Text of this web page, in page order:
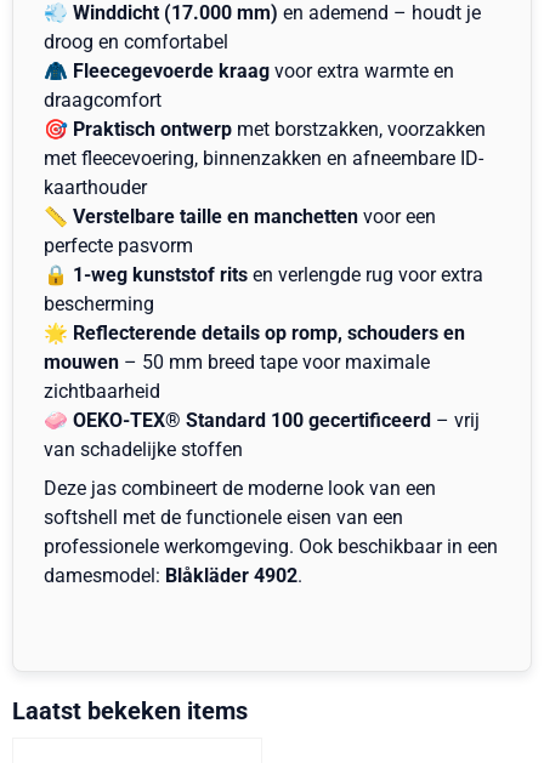
💨 Winddicht (17.000 mm) en ademend – houdt je
droog en comfortabel
🧥 Fleecegevoerde kraag voor extra warmte en
draagcomfort
🎯 Praktisch ontwerp met borstzakken, voorzakken
met fleecevoering, binnenzakken en afneembare ID-
kaarthouder
📏 Verstelbare taille en manchetten voor een
perfecte pasvorm
🔒 1-weg kunststof rits en verlengde rug voor extra
bescherming
🌟 Reflecterende details op romp, schouders en
mouwen – 50 mm breed tape voor maximale
zichtbaarheid
🧼 OEKO-TEX® Standard 100 gecertificeerd – vrij
van schadelijke stoffen
Deze jas combineert de moderne look van een
softshell met de functionele eisen van een
professionele werkomgeving. Ook beschikbaar in een
damesmodel: Blåkläder 4902.
Laatst bekeken items